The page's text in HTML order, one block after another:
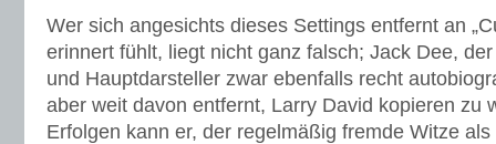
Wer sich angesichts dieses Settings entfernt an
erinnert fühlt, liegt nicht ganz falsch; Jack Dee, der
und Hauptdarsteller zwar ebenfalls recht
aber weit davon entfernt, Larry David kopieren zu
Erfolgen kann er, der regelmäßig fremde Witze